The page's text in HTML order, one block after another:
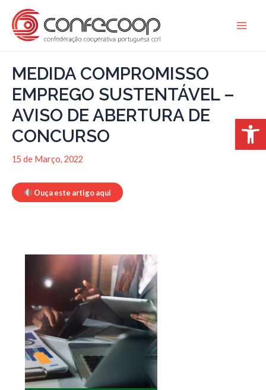
content
MEDIDA COMPROMISSO
EMPREGO SUSTENTÁVEL –
AVISO DE ABERTURA DE
CONCURSO
15 de Março, 2022
Ouça este artigo aqui